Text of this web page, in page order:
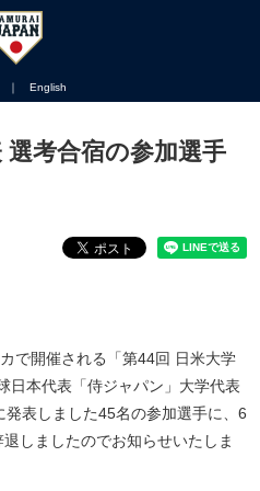
｜ English
考合宿の参加選手
で開催される「第44回 日米大学
日本代表「侍ジャパン」大学代表
表しました45名の参加選手に、6
しましたのでお知らせいたしま